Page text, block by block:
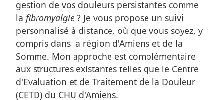
gestion de vos douleurs persistantes comme
la fibromyalgie ? Je vous propose un suivi
personnalisé à distance, où que vous soyez, y
compris dans la région d'Amiens et de la
Somme. Mon approche est complémentaire
aux structures existantes telles que le Centre
d'Evaluation et de Traitement de la Douleur
(CETD) du CHU d'Amiens.